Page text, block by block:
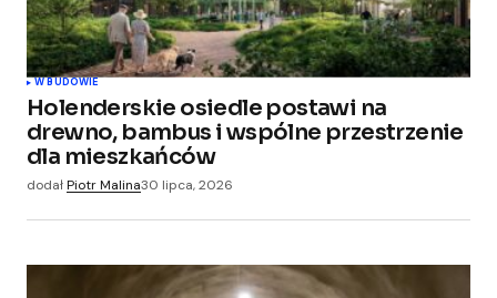
W BUDOWIE
Holenderskie osiedle postawi na
drewno, bambus i wspólne przestrzenie
dla mieszkańców
dodałPiotr Malina30 lipca, 2026